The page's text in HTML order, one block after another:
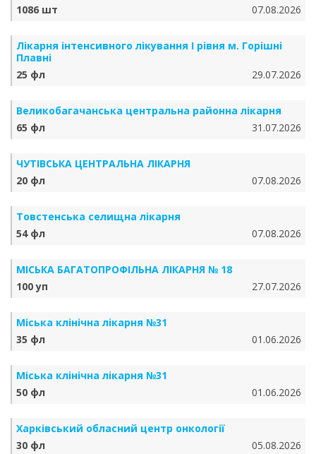
1086 шт
07.08.2026
Лікарня інтенсивного лікування І рівня м. Горішні
Плавні
25 фл
29.07.2026
Великобагачанська центральна районна лікарня
65 фл
31.07.2026
ЧУТІВСЬКА ЦЕНТРАЛЬНА ЛІКАРНЯ
20 фл
07.08.2026
Товстенська селищна лікарня
54 фл
07.08.2026
МІСЬКА БАГАТОПРОФІЛЬНА ЛІКАРНЯ № 18
100 уп
27.07.2026
Міська клінічна лікарня №31
35 фл
01.06.2026
Міська клінічна лікарня №31
50 фл
01.06.2026
Харківський обласний центр онкології
30 фл
05.08.2026